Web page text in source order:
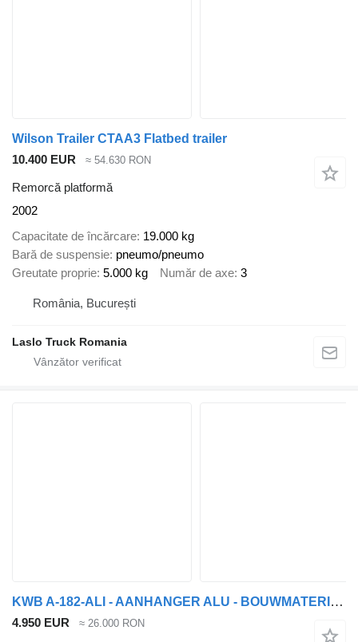
Wilson Trailer CTAA3 Flatbed trailer
10.400 EUR
≈ 54.630 RON
Remorcă platformă
2002
Capacitate de încărcare 19.000 kg
Bară de suspensie pneumo/pneumo
Greutate proprie 5.000 kg Număr de axe 3
România, București
Laslo Truck Romania
KWB A-182-ALI - AANHANGER ALU - BOUWMATERIALEN - 6m50 - DISC BRAKES
4.950 EUR ≈ 26.000 RON